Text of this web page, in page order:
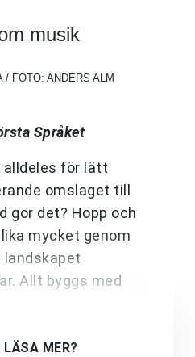
musik
/ FOTO: ANDERS ALM
Språket
alldeles för lätt
omslaget till
gör det? Hopp och
mycket genom
landskapet
Allt byggs med
LÄSA MER?